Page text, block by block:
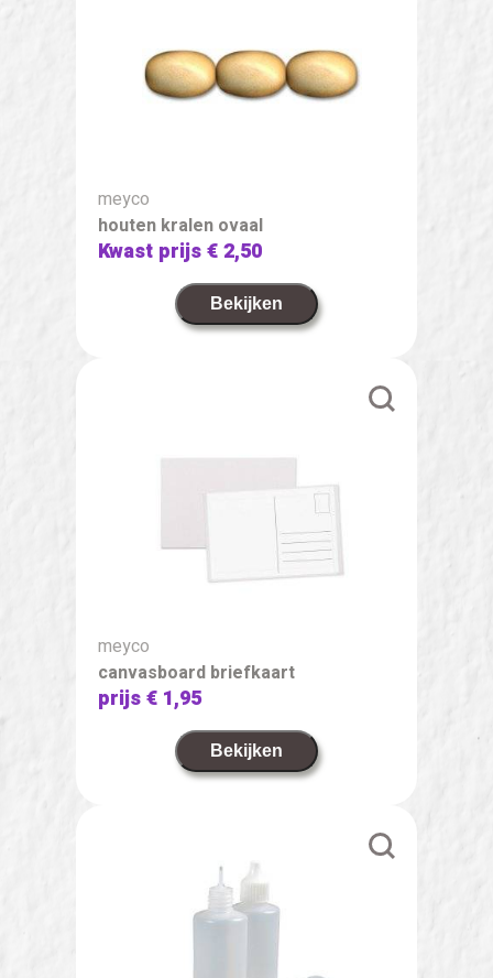
meyco
houten kralen ovaal
Kwast prijs€ 2,50
Bekijken
meyco
canvasboard briefkaart
prijs€ 1,95
Bekijken